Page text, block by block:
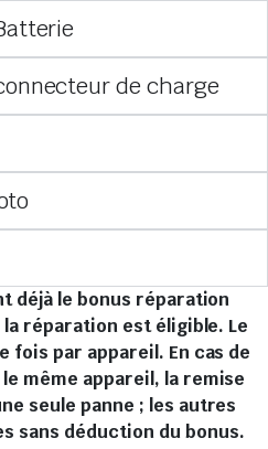
de charge
déjà le bonus réparation
la réparation est éligible. Le
fois par appareil. En cas de
même appareil, la remise
seule panne ; les autres
sans déduction du bonus.